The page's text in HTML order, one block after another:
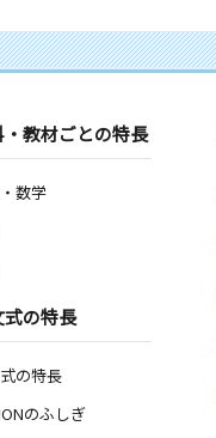
・教材ごとの特長
数学
式の特長
の特長
のふしぎ